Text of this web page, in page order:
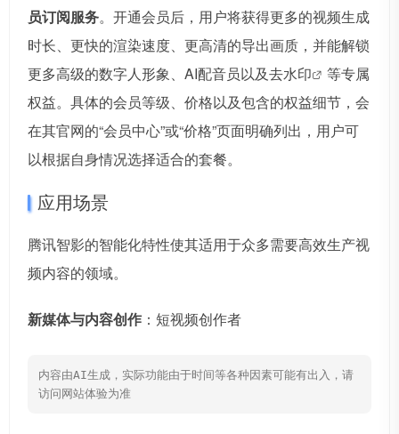
员订阅服务。开通会员后，用户将获得更多的视频生成
时长、更快的渲染速度、更高清的导出画质，并能解锁
更多高级的数字人形象、AI配音员以及去水印
等专属
权益。具体的会员等级、价格以及包含的权益细节，会
在其官网的“会员中心”或“价格”页面明确列出，用户可
以根据自身情况选择适合的套餐。
应用场景
腾讯智影的智能化特性使其适用于众多需要高效生产视
频内容的领域。
新媒体与内容创作 ：短视频创作者
内容由AI生成，实际功能由于时间等各种因素可能有出入，请
访问网站体验为准